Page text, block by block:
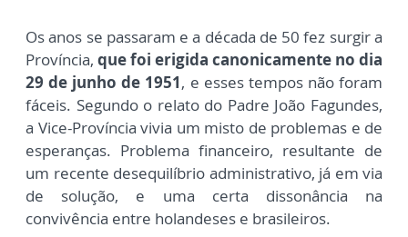
Os anos se passaram e a década de 50 fez surgir a
Província, que foi erigida canonicamente no dia
29 de junho de 1951, e esses tempos não foram
fáceis. Segundo o relato do Padre João Fagundes,
a Vice-Província vivia um misto de problemas e de
esperanças. Problema financeiro, resultante de
um recente desequilíbrio administrativo, já em via
de solução, e uma certa dissonância na
convivência entre holandeses e brasileiros.